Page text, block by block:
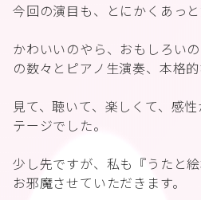
今回の演目も、とにかくあっ
かわいいのやら、おもしろい
の数々とピアノ生演奏、本格
見て、聴いて、楽しくて、感
テージでした。
少し先ですが、私も『うたと
お邪魔させていただきます。